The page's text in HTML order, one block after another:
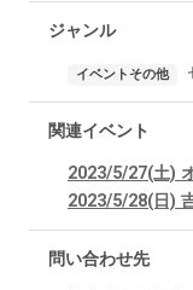
ジャンル
イベントその他
関連イベント
2023/5/27(土)
2023/5/28(日)
問い合わせ先